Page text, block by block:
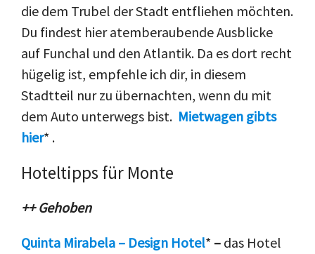
die dem Trubel der Stadt entfliehen möchten.
Du findest hier atemberaubende Ausblicke
auf Funchal und den Atlantik. Da es dort recht
hügelig ist, empfehle ich dir, in diesem
Stadtteil nur zu übernachten, wenn du mit
dem Auto unterwegs bist. Mietwagen gibts
hier* .
Hoteltipps für Monte
++ Gehoben
Quinta Mirabela – Design Hotel* – das Hotel